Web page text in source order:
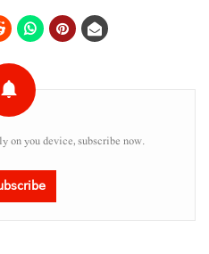
on you device, subscribe now.